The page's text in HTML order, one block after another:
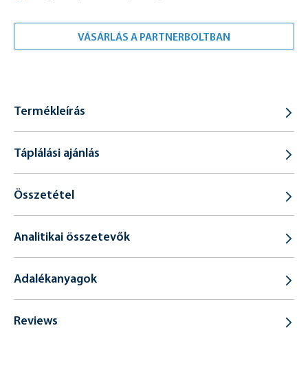
VÁSÁRLÁS A PARTNERBOLTBAN
Termékleírás
Táplálási ajánlás
Összetétel
Analitikai összetevők
Adalékanyagok
Reviews